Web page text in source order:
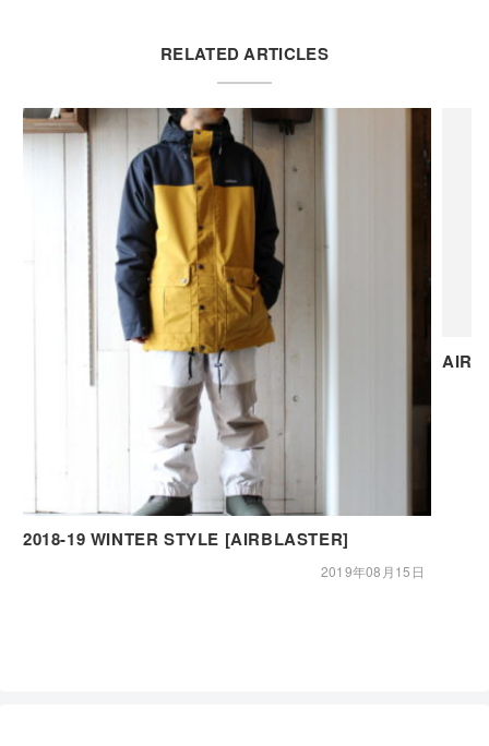
RELATED ARTICLES
2018-19 WINTER STYLE [AIRBLASTER]
2019年08月15日